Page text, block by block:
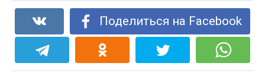
Поделиться на Facebook